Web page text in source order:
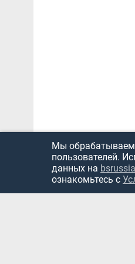
Мы обрабатываем
пользователей.
данных на
ознакомьтесь с